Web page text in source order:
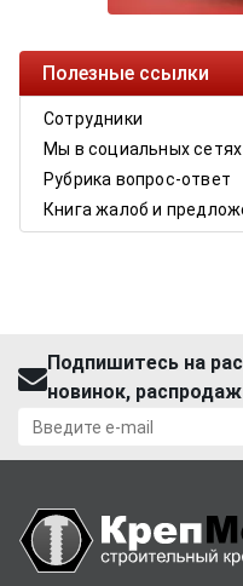
Полезные ссылки
Сотрудники
Мы в социальных сетях
Рубрика вопрос-ответ
Книга жалоб и
Подпишитесь на
новинок,